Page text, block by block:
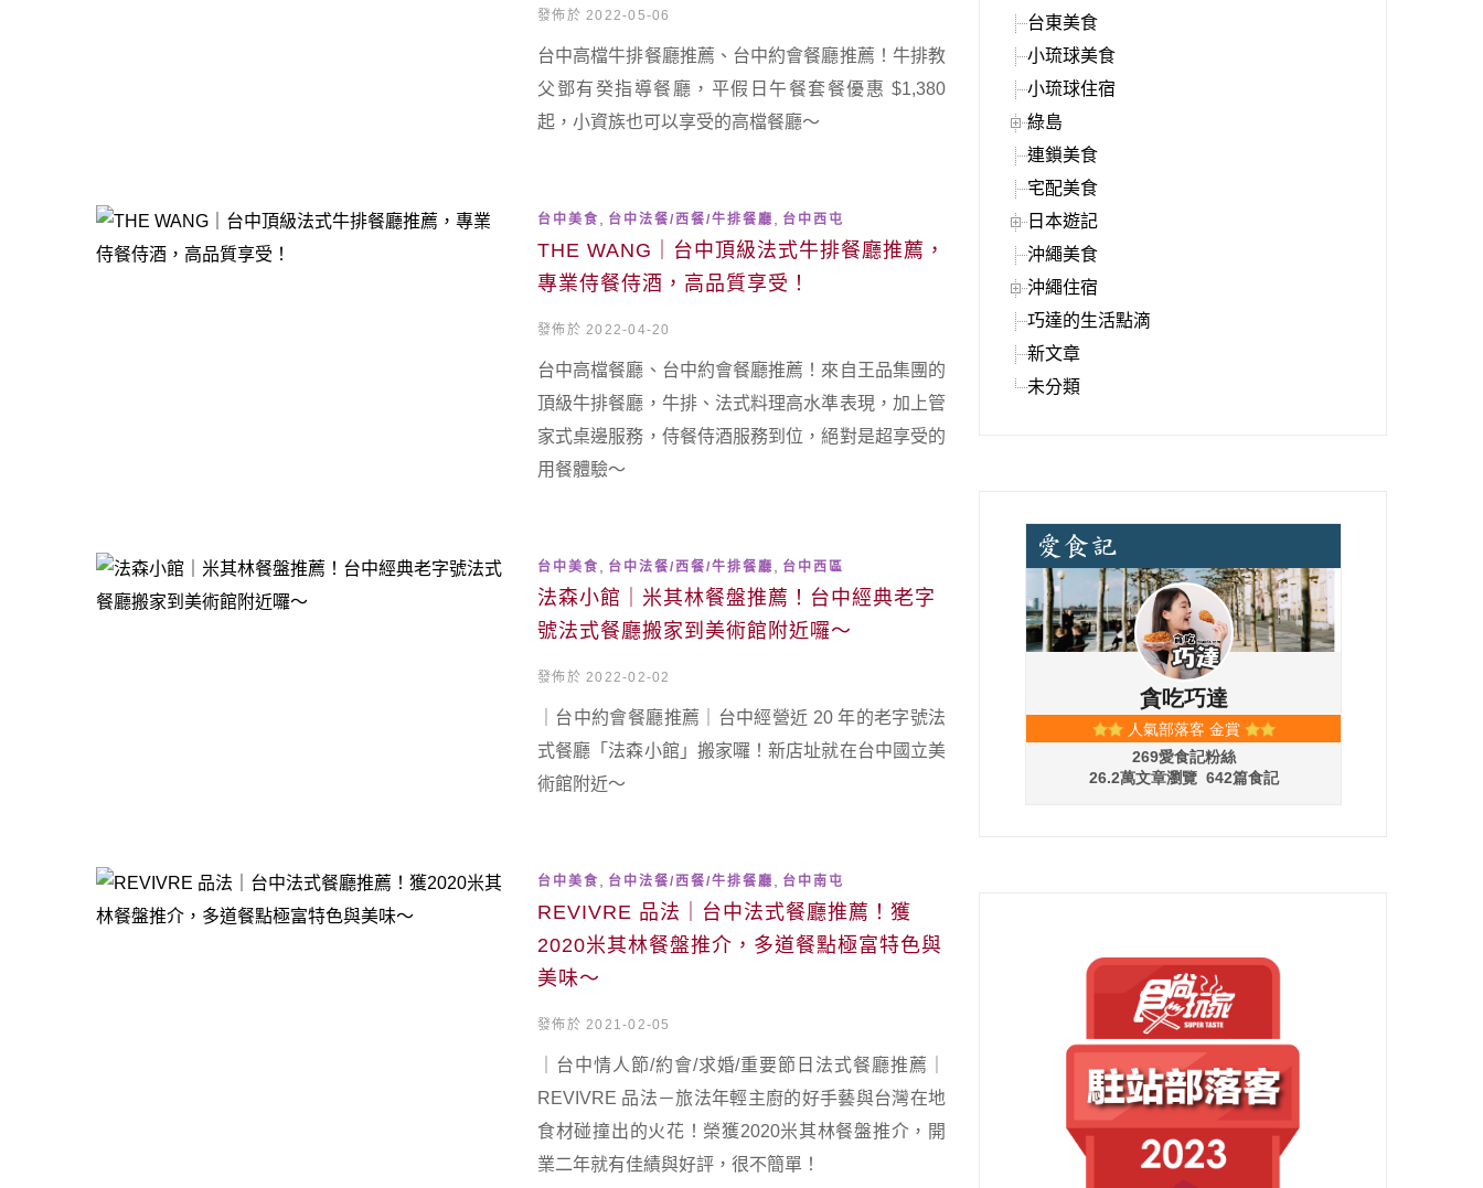
發佈於 2022-05-06
台中高檔牛排餐廳推薦、台中約會餐廳推薦！牛排教
父鄧有癸指導餐廳，平假日午餐套餐優惠 $1,380
起，小資族也可以享受的高檔餐廳～
台中美食 台中法餐/西餐/牛排餐廳 台中西屯
THE WANG｜台中頂級法式牛排餐廳推薦，
專業侍餐侍酒，高品質享受！
發佈於 2022-04-20
台中高檔餐廳、台中約會餐廳推薦！來自王品集團的
頂級牛排餐廳，牛排、法式料理高水準表現，加上管
家式桌邊服務，侍餐侍酒服務到位，絕對是超享受的
用餐體驗～
台中美食 台中法餐/西餐/牛排餐廳 台中西區
法森小館｜米其林餐盤推薦！台中經典老字
號法式餐廳搬家到美術館附近囉～
發佈於 2022-02-02
｜台中約會餐廳推薦｜台中經營近 20 年的老字號法
式餐廳「法森小館」搬家囉！新店址就在台中國立美
術館附近～
台中美食 台中法餐/西餐/牛排餐廳 台中南屯
REVIVRE 品法｜台中法式餐廳推薦！獲
2020米其林餐盤推介，多道餐點極富特色與
美味～
發佈於 2021-02-05
｜台中情人節/約會/求婚/重要節日法式餐廳推薦｜
REVIVRE 品法－旅法年輕主廚的好手藝與台灣在地
食材碰撞出的火花！榮獲2020米其林餐盤推介，開
業二年就有佳績與好評，很不簡單！
台東美食
小琉球美食
小琉球住宿
綠島
連鎖美食
宅配美食
日本遊記
沖繩美食
沖繩住宿
巧達的生活點滴
新文章
未分類